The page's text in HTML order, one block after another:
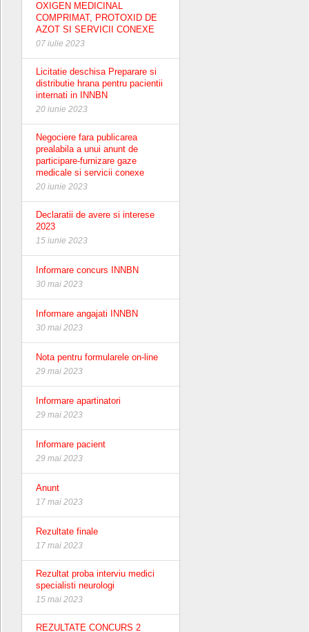
OXIGEN MEDICINAL
COMPRIMAT, PROTOXID DE
AZOT SI SERVICII CONEXE
07 iulie 2023
Licitatie deschisa Preparare si
distributie hrana pentru pacientii
internati in INNBN
20 iunie 2023
Negociere fara publicarea
prealabila a unui anunt de
participare-furnizare gaze
medicale si servicii conexe
20 iunie 2023
Declaratii de avere si interese
2023
15 iunie 2023
Informare concurs INNBN
30 mai 2023
Informare angajati INNBN
30 mai 2023
Nota pentru formularele on-line
29 mai 2023
Informare apartinatori
29 mai 2023
Informare pacient
29 mai 2023
Anunt
17 mai 2023
Rezultate finale
17 mai 2023
Rezultat proba interviu medici
specialisti neurologi
15 mai 2023
REZULTATE CONCURS 2